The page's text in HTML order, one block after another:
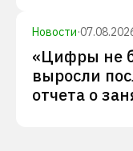
Новости·
«Цифры не
выросли
отчета о